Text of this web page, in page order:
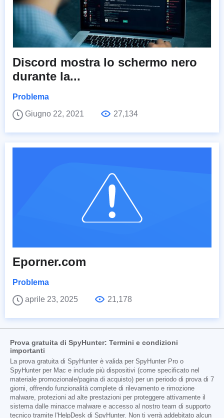
Discord mostra lo schermo nero
durante la...
Problema
Giugno 22, 2021
27,134
Eporner.com
Problema
aprile 23, 2025
21,178
Prova gratuita di SpyHunter: Termini e condizioni
importanti
La prova gratuita di SpyHunter è valida per SpyHunter Pro o
SpyHunter per Mac e include più dispositivi (come specificato nel
materiale promozionale/pagina di acquisto) per un periodo di prova di 7
giorni, offrendo funzionalità complete di rilevamento e rimozione
malware, protezioni ad alte prestazioni per proteggere attivamente il
sistema dalle minacce malware e accesso al nostro team di supporto
tecnico tramite l'HelpDesk di SpyHunter. Non ti verrà addebitato alcun